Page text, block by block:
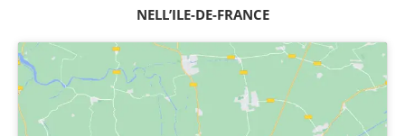
NELL’ILE-DE-FRANCE